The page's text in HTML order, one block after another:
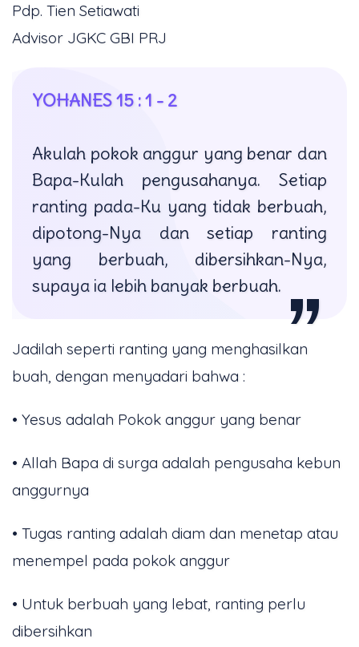
Pdp. Tien Setiawati
Advisor JGKC GBI PRJ
YOHANES 15 : 1 - 2
Akulah pokok anggur yang benar dan
Bapa-Kulah pengusahanya. Setiap
ranting pada-Ku yang tidak berbuah,
dipotong-Nya dan setiap ranting
yang berbuah, dibersihkan-Nya,
supaya ia lebih banyak berbuah.
Jadilah seperti ranting yang menghasilkan
buah, dengan menyadari bahwa :
• Yesus adalah Pokok anggur yang benar
• Allah Bapa di surga adalah pengusaha kebun
anggurnya
• Tugas ranting adalah diam dan menetap atau
menempel pada pokok anggur
• Untuk berbuah yang lebat, ranting perlu
dibersihkan